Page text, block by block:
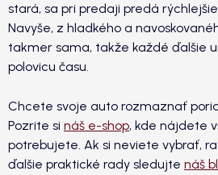
stará, sa pri predaji predá
Navyše, z hladkého a
takmer sama, takže každé ďalšie
polovicu času.
Chcete svoje auto rozmaznať
Pozrite si náš e-shop, kde nájdete
potrebujete. Ak si neviete vybrať,
ďalšie praktické rady sledujte náš